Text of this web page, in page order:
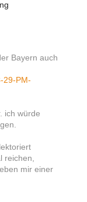
Bayern auch
29-PM-
ich würde
reichen,
mir einer